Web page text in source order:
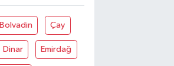
Bolvadin Çay
Dinar Emirdağ